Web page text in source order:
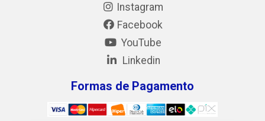
Instagram
Facebook
YouTube
Linkedin
Formas de Pagamento